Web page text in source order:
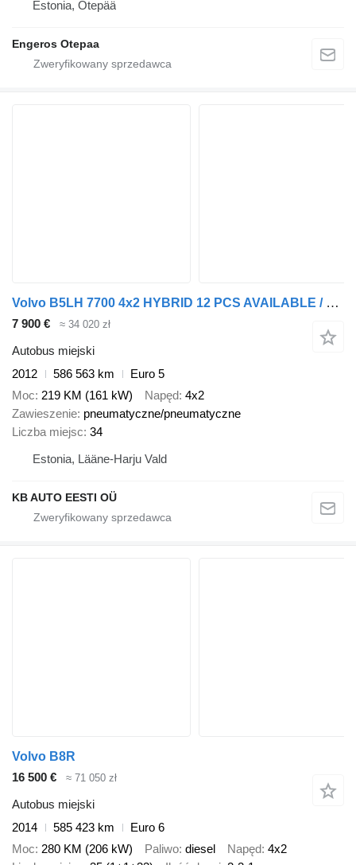
Estonia, Otepää
Engeros Otepaa
Volvo B5LH 7700 4x2 HYBRID 12 PCS AVAILABLE / HYBRID / AC / AUXILIARY
7 900 € ≈ 34 020 zł
Autobus miejski
2012
586 563 km
Euro 5
Moc 219 KM (161 kW) Napęd 4x2
Zawieszenie pneumatyczne/pneumatyczne
Liczba miejsc 34
Estonia, Lääne-Harju Vald
KB AUTO EESTI OÜ
Volvo B8R
16 500 €
≈ 71 050 zł
Autobus miejski
2014
585 423 km
Euro 6
Moc 280 KM (206 kW) Paliwo diesel Napęd 4x2